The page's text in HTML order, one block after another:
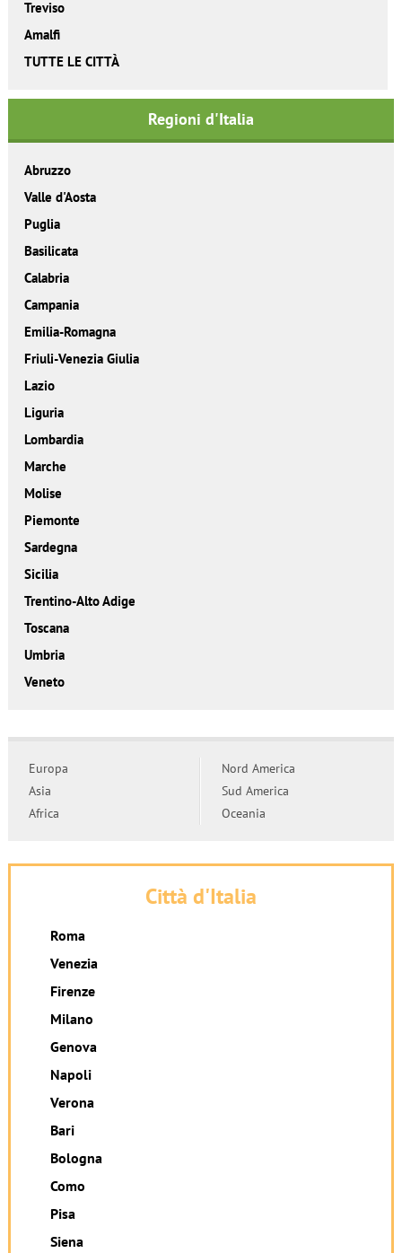
Treviso
Amalfi
TUTTE LE CITTÀ
Regioni d'Italia
Abruzzo
Valle d'Aosta
Puglia
Basilicata
Calabria
Campania
Emilia-Romagna
Friuli-Venezia Giulia
Lazio
Liguria
Lombardia
Marche
Molise
Piemonte
Sardegna
Sicilia
Trentino-Alto Adige
Toscana
Umbria
Veneto
Europa
Asia
Africa
Nord America
Sud America
Oceania
Città d'Italia
Roma
Venezia
Firenze
Milano
Genova
Napoli
Verona
Bari
Bologna
Como
Pisa
Siena